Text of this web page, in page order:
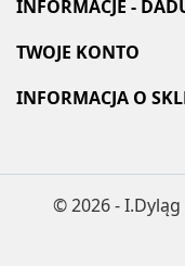
INFORMACJE -
TWOJE KONTO
INFORMACJA O
© 2026 -